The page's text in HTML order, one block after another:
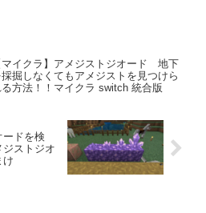
マイクラ】アメジストジオード 地下
採掘しなくてもアメジストを見つけら
方法！！マイクラ switch 統合版
ードを検
ストジオ
け